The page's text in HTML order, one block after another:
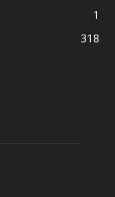
1
318